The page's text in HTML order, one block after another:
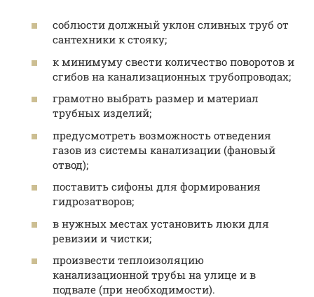
соблюсти должный уклон сливных труб от
сантехники к стояку;
к минимуму свести количество поворотов и
сгибов на канализационных трубопроводах;
грамотно выбрать размер и материал
трубных изделий;
предусмотреть возможность отведения
газов из системы канализации (фановый
отвод);
поставить сифоны для формирования
гидрозатворов;
в нужных местах установить люки для
ревизии и чистки;
произвести теплоизоляцию
канализационной трубы на улице и в
подвале (при необходимости).